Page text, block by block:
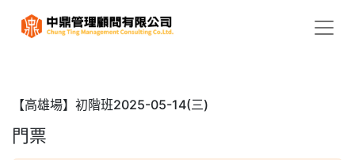
【高雄場】初階班2025-05-14(三)
門票